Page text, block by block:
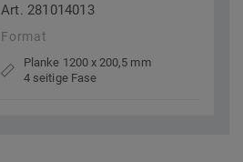
Art. 281014013
Format
Planke 1200 x 200,5 mm
4 seitige Fase